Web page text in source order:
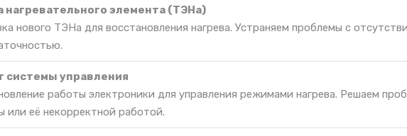
нагревательного элемента (ТЭНа)
нового ТЭНа для восстановления нагрева. Устраняем проблемы с
системы управления
работы электроники для управления режимами нагрева. Решаем
или её некорректной работой.